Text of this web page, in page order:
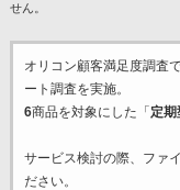
せん。
オリコン顧客満足度調査
ート調査を実施。
6商品を対象にした「 定
サービス検討の際、ファ
ださい。